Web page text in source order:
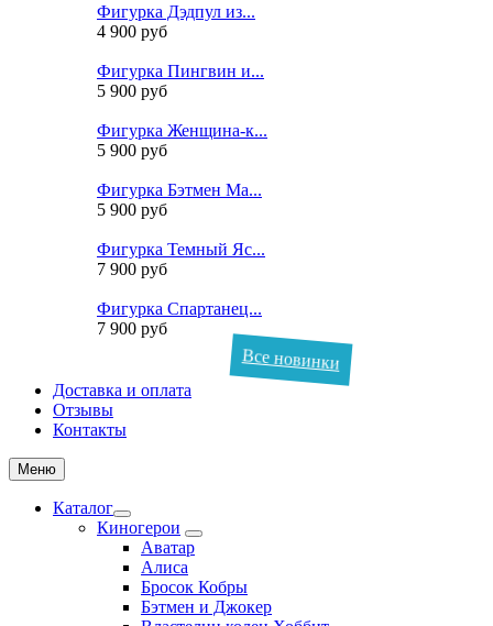
Фигурка Дэдпул из...
4 900 руб
Фигурка Пингвин и...
5 900 руб
Фигурка Женщина-к...
5 900 руб
Фигурка Бэтмен Ма...
5 900 руб
Фигурка Темный Яс...
7 900 руб
Фигурка Спартанец...
7 900 руб
Все новинки
Доставка и оплата
Отзывы
Контакты
Меню
Каталог
Киногерои
Аватар
Алиса
Бросок Кобры
Бэтмен и Джокер